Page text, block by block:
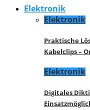
Elektronik
Elektronik
Praktische
Kabelclips –
Elektronik
Digitales